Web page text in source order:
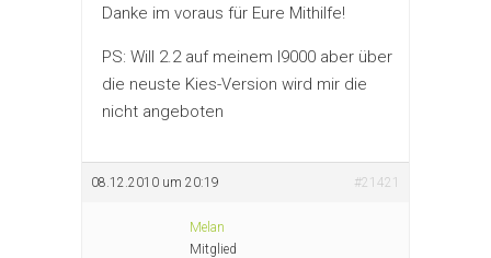
Danke im voraus für Eure Mithilfe!
PS: Will 2.2 auf meinem I9000 aber über
die neuste Kies-Version wird mir die
nicht angeboten
08.12.2010 um 20:19 #21421
Melan
Mitglied